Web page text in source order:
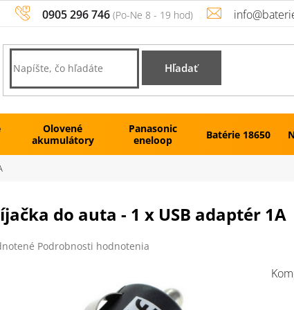
0905 296 746
Hľadať
Olovené
akumulátory
Panasonic
eneloop
Batérie 18650
do auta - 1 x USB adaptér 1A
Podrobnosti hodnotenia